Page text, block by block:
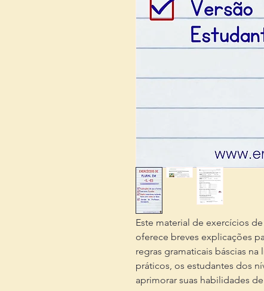
Este material de exercícios
oferece breves explicações
regras gramaticais báscias
práticos, os estudantes dos
aprimorar suas habilidades